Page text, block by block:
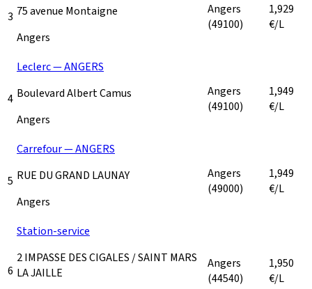
3 75 avenue Montaigne
Angers
Angers
(49100)
1,929
€/L
4
Leclerc — ANGERS
Boulevard Albert Camus
Angers
Angers
(49100)
1,949
€/L
5
Carrefour — ANGERS
RUE DU GRAND LAUNAY
Angers
Angers
(49000)
1,949
€/L
6
Station-service
2 IMPASSE DES CIGALES / SAINT MARS
LA JAILLE
Angers
(44540)
1,950
€/L